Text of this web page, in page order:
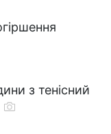
з тенісний